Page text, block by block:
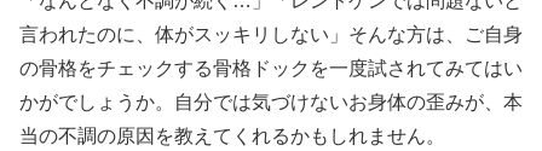
言われたのに、体がスッキリしない」そんな方は、ご自身
の骨格をチェックする骨格ドックを一度試されてみてはい
かがでしょうか。自分では気づけないお身体の歪みが、本
当の不調の原因を教えてくれるかもしれません。